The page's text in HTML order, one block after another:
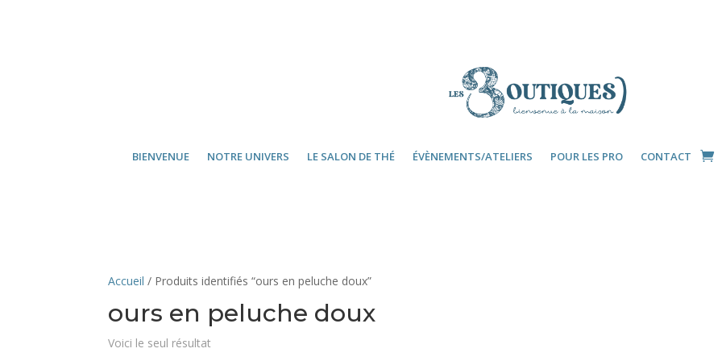
BIENVENUE NOTRE UNIVERS LE SALON DE THÉ ÉVÈNEMENTS/ATELIERS POUR LES PRO CONTACT
Accueil / Produits identifiés “ours en peluche doux”
ours en peluche doux
Voici le seul résultat